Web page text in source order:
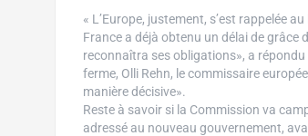
« L’Europe, justement, s’est rappelée
France a déjà obtenu un délai de grâce
reconnaîtra ses obligations», a
ferme, Olli Rehn, le commissaire
manière décisive».
Reste à savoir si la Commission va
adressé au nouveau gouvernement,